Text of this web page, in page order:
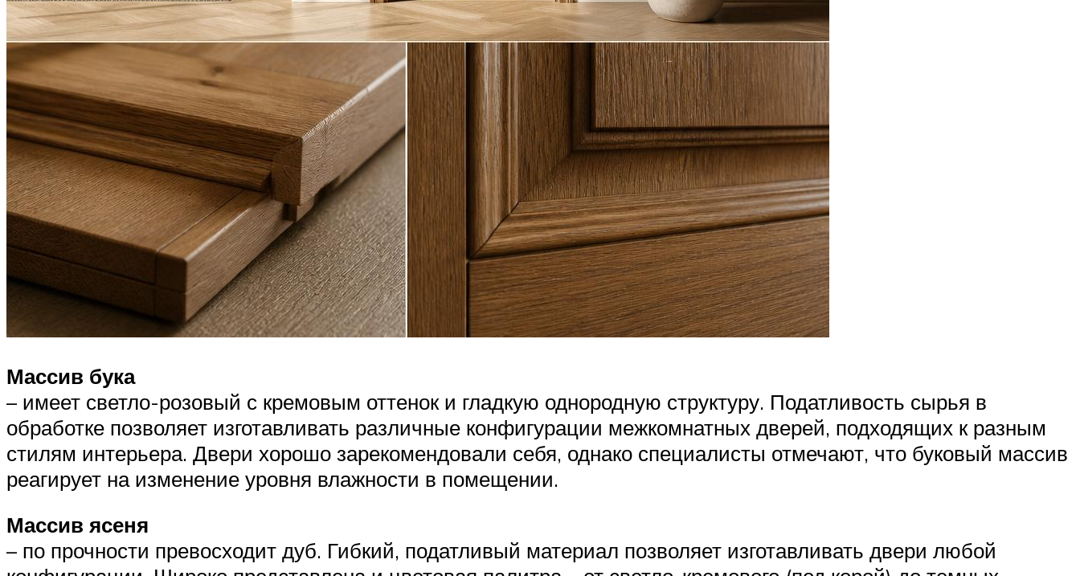
Массив бука
– имеет светло-розовый с кремовым оттенок и гладкую однородную структуру. Податливость сырья в
обработке позволяет изготавливать различные конфигурации межкомнатных дверей, подходящих к разным
стилям интерьера. Двери хорошо зарекомендовали себя, однако специалисты отмечают, что буковый массив
реагирует на изменение уровня влажности в помещении.
Массив ясеня
– по прочности превосходит дуб. Гибкий, податливый материал позволяет изготавливать двери любой